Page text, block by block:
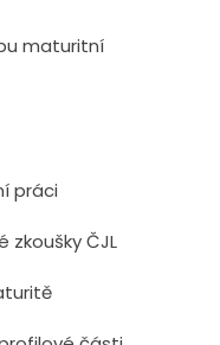
maturitní
práci
zkoušky ČJL